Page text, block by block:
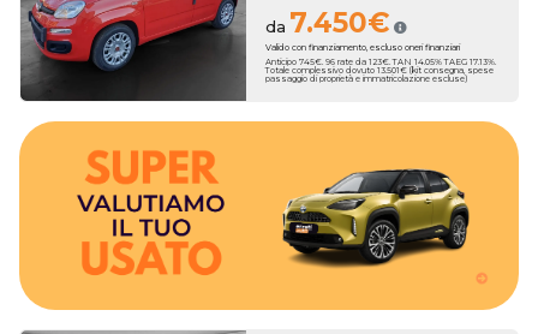
da 7.450€
Valido con finanziamento, escluso oneri finanziari
Anticipo 745€. 96 rate da 123€. TAN 14.05% TAEG 17.13%.
Totale complessivo dovuto 13.501€ (kit consegna, spese
passaggio di proprietà e immatricolazione escluse)
Hai una permuta?
Erreti Auto sottrae il suo valore al momento dell'acquisto della
tua nuova auto, con una super valutazione aggiuntiva fino a
3250€. Hai un usato da rottamare? Erreti Auto ha pensato a dei
bonus anche sull'usato che vale zero!